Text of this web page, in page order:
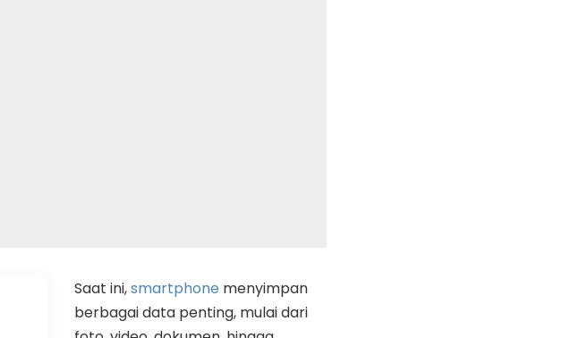
Saat ini,smartphone menyimpan
berbagai data penting, mulai dari